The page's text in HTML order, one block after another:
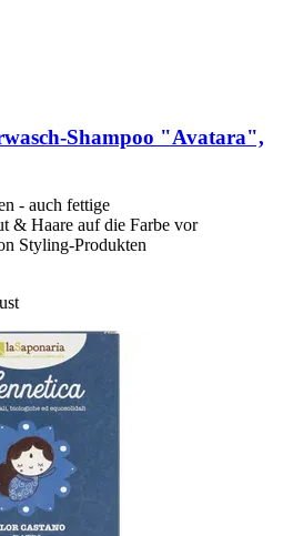
​Shampoo "Avatara",
- auch fettige
& Haare auf die Farbe vor
Styling-Produkten